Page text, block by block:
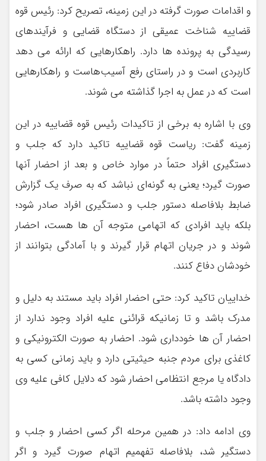
و اقدامات صورت گرفته در این زمینه، تصریح کرد: رئیس قوه
قضاییه شناخت عمیقی از دستگاه قضایی و فرآیندهای
رسیدگی به پرونده ها دارد. راهکارهایی که ارائه می دهد
کاربردی است و در راستای رفع آسیب‌هاست و راهکارهایی
است که در عمل به اجرا گذاشته می شوند.
وی با اشاره به برخی از تاکیدات رئیس قوه قضاییه در این
زمینه گفت: ریاست قوه قضاییه تاکید دارد که جلب و
دستگیری افراد حتماً در موارد خاص و بعد از احضار آنها
صورت گیرد؛ یعنی به گونه‌ای نباشد که به صرف یک گزارش
ضابط بلافاصله دستور جلب و دستگیری افراد صادر شود؛
بلکه باید افرادی که اتهامی متوجه آن ها هست، احضار
شوند و در جریان اتهام قرار گیرند و با آمادگی بتوانند از
خودشان دفاع کنند.
خداییان تاکید کرد: حتی احضار افراد باید مستند به دلیل و
مدرک باشد و تا زمانیکه قرائنی علیه افراد وجود ندارد از
احضار آن ها خودداری شود. احضار به صورت الکترونیکی و
کاغذی برای مردم جنبه حیثیتی دارد و باید زمانی کسی به
دادگاه یا مرجع انتظامی احضار شود که دلایل کافی علیه وی
وجود داشته باشد.
وی ادامه داد: در همین مرحله اگر کسی احضار و جلب و
دستگیر شد، بلافاصله تفهمیم اتهام صورت گیرد و اگر